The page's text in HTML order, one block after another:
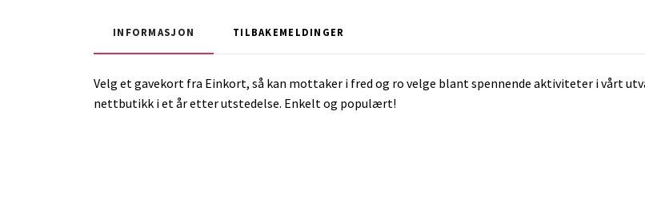
INFORMASJON TILBAKEMELDINGER
Velg et gavekort fra Einkort, så kan mottaker i fred og ro velge blant spennende aktiviteter i vårt
nettbutikk i et år etter utstedelse. Enkelt og populært!